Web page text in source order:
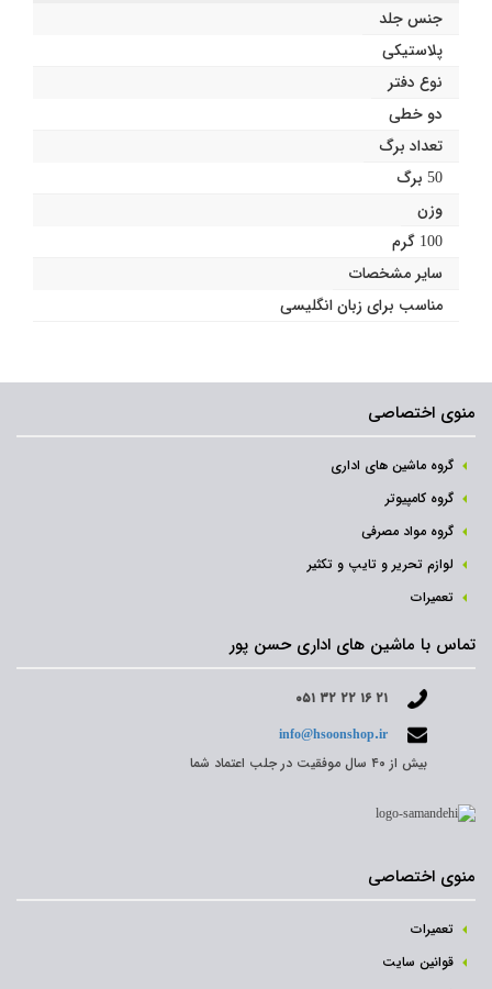
جنس جلد
پلاستیکی
نوع دفتر
دو خطی
تعداد برگ
50 برگ
وزن
100 گرم
سایر مشخصات
مناسب برای زبان انگلیسی
منوی اختصاصی
گروه ماشین های اداری
گروه کامپیوتر
گروه مواد مصرفی
لوازم تحریر و تایپ و تکثیر
تعمیرات
تماس با ماشین های اداری حسن پور
۰۵۱ ۳۲ ۲۲ ۱۶ ۲۱
info@hsoonshop.ir
بیش از ۴۰ سال موفقیت در جلب اعتماد شما
منوی اختصاصی
تعمیرات
قوانین سایت